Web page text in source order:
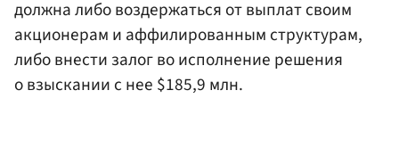
должна либо воздержаться от выплат своим
акционерам и аффилированным структурам,
либо внести залог во исполнение решения
о взыскании с нее $185,9 млн.